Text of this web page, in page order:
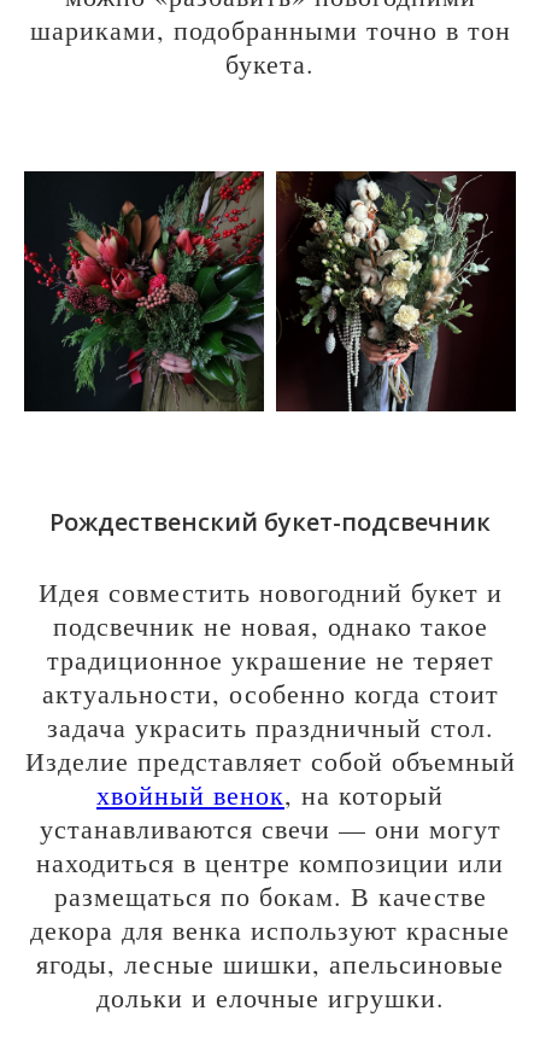
шариками, подобранными точно в тон
букета.
Рождественский букет-подсвечник
Идея совместить новогодний букет и
подсвечник не новая, однако такое
традиционное украшение не теряет
актуальности, особенно когда стоит
задача украсить праздничный стол.
Изделие представляет собой объемный
хвойный венок, на который
устанавливаются свечи — они могут
находиться в центре композиции или
размещаться по бокам. В качестве
декора для венка используют красные
ягоды, лесные шишки, апельсиновые
дольки и елочные игрушки.